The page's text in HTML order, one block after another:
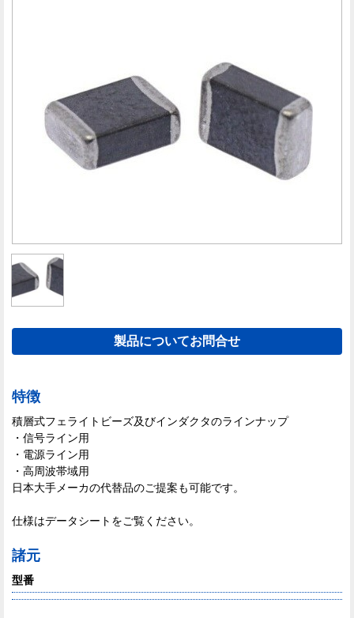
製品についてお問合せ
特徴
積層式フェライトビーズ及びインダクタのラインナップ
・信号ライン用
・電源ライン用
・高周波帯域用
日本大手メーカの代替品のご提案も可能です。
仕様はデータシートをご覧ください。
諸元
型番